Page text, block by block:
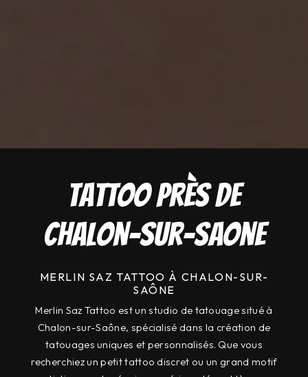
Tattoo près de
Chalon-sur-saone
MERLIN SAZ TATTOO À CHALON-SUR-
SAÔNE
Merlin Saz Tattoo est un studio de tatouage situé à
Chalon-sur-Saône, spécialisé dans la création de
tatouages uniques et personnalisés. Que vous
recherchiez un petit tattoo discret ou un grand motif